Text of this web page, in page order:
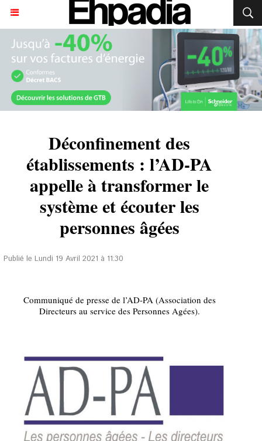
Déconfinement des
établissements : l’AD-PA
appelle à transformer le
système et écouter les
personnes âgées
Publié le Lundi 19 Avril 2021 à 11:30
Communiqué de presse de l’AD-PA (Association des
Directeurs au service des Personnes Agées).